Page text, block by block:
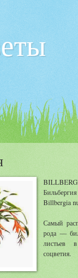
Бильбергия
Billbergia
Самый
рода —
листьев
соцветия.